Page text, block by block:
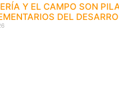
Y EL CAMPO SON
DEL